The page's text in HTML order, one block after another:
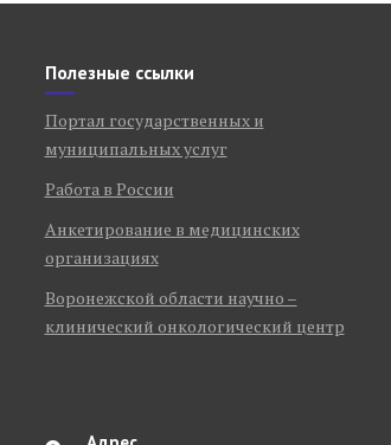
Полезные ссылки
Портал государственных и
муниципальных услуг
Работа в России
Анкетирование в медицинских
организациях
Воронежской области научно –
клинический онкологический центр